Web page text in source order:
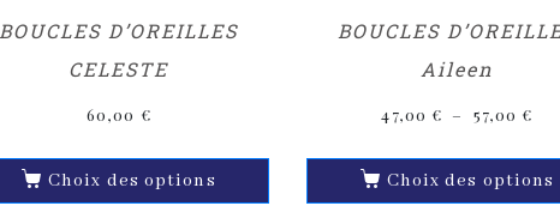
BOUCLES D’OREILLES
CELESTE
60,00 €
Choix des options
BOUCLES
Aileen
47,00 € – 57,00 €
Choix des options